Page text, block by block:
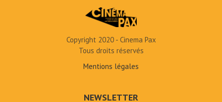
Copyright 2020 - Cinema Pax
Tous droits réservés
Mentions légales
NEWSLETTER